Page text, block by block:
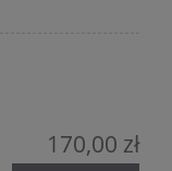
170,00 zł